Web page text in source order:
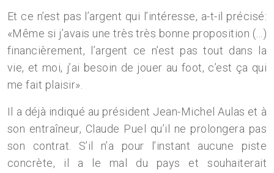
Et ce n’est pas l’argent qui l’intéresse, a-t-il précisé:
«Même si j’avais une très très bonne proposition (…)
financièrement, l’argent ce n’est pas tout dans la
vie, et moi, j’ai besoin de jouer au foot, c’est ça qui
me fait plaisir».
Il a déjà indiqué au président Jean-Michel Aulas et à
son entraîneur, Claude Puel qu’il ne prolongera pas
son contrat. S’il n’a pour l’instant aucune piste
concrète, il a le mal du pays et souhaiterait